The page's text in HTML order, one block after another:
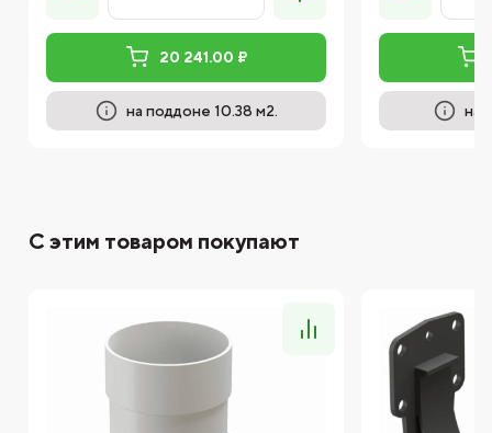
20 241.00 ₽
на поддоне 10.38 м2. на
С этим товаром покупают